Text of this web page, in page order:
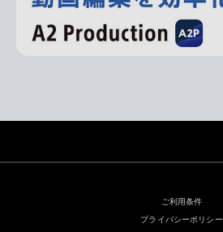
ご利用条件
プライバシーポリシー